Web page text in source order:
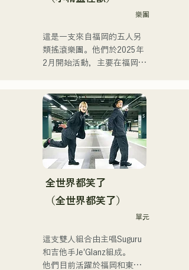
樂團
這是一支來自福岡的五人另
類搖滾樂團。他們於2025年
2月開始活動，主要在福岡縣
共鳴，配上朗朗上口的吉他
旋律，旨在創造一種能夠銘
刻在聽眾心中的音樂。
全世界都笑了
（全世界都笑了）
單元
這支雙人組合由主唱Suguru
和吉他手Je'Glanz組成。
他們目前活躍於福岡和東